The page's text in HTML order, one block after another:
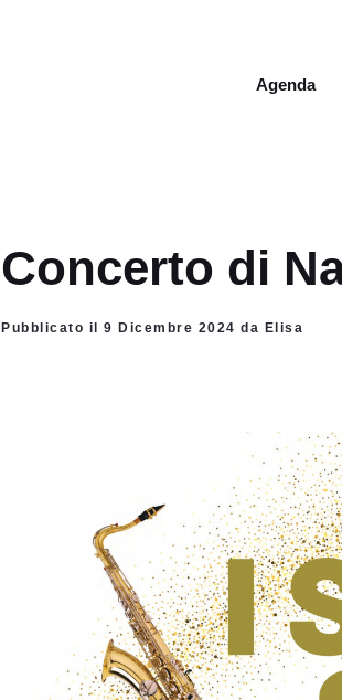
Agenda
Concerto di
Pubblicato il 9 Dicembre 2024 da Elisa